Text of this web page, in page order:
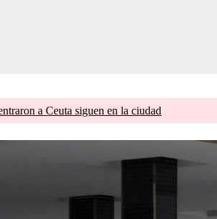
a Ceuta siguen en la ciudad